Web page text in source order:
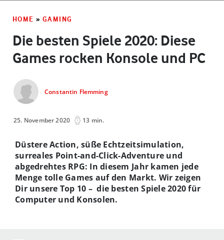
HOME » GAMING
Die besten Spiele 2020: Diese
Games rocken Konsole und PC
Constantin Flemming
25. November 2020 13 min.
Düstere Action, süße Echtzeitsimulation,
surreales Point-and-Click-Adventure und
abgedrehtes RPG: In diesem Jahr kamen jede
Menge tolle Games auf den Markt. Wir zeigen
Dir unsere Top 10 – die besten Spiele 2020 für
Computer und Konsolen.